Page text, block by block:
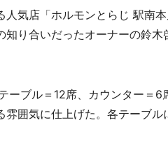
気店「ホルモンとらじ 駅南
り合いだったオーナーの鈴
ブル＝12席、カウンター＝6
囲気に仕上げた。各テーブ